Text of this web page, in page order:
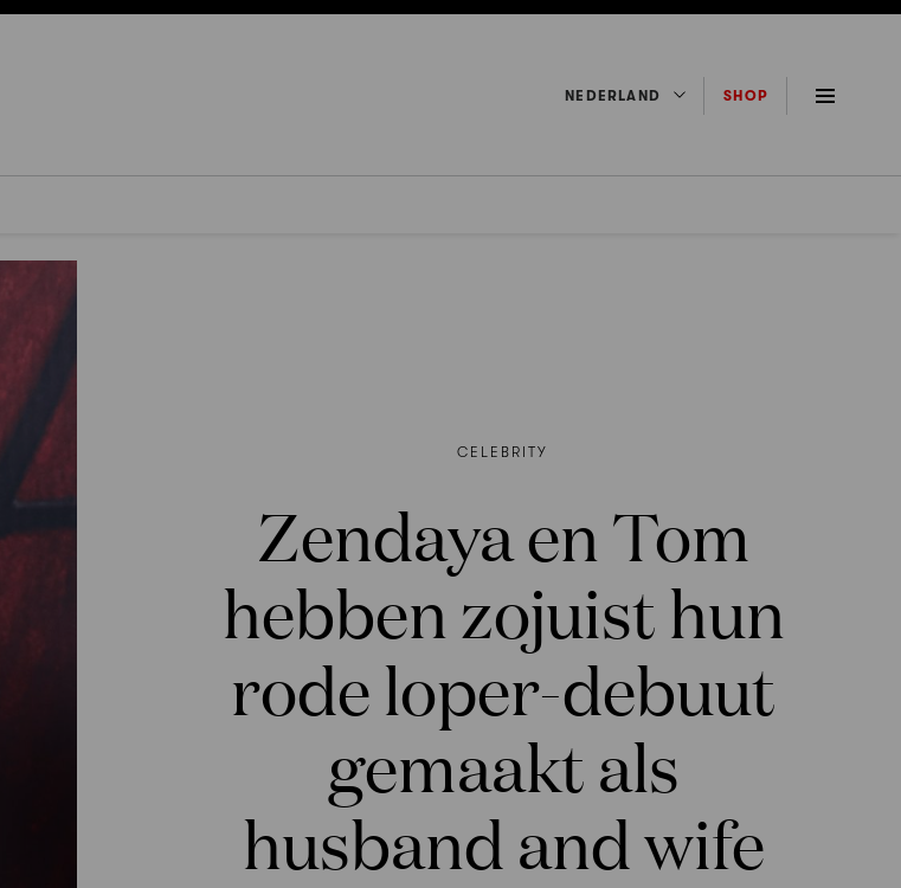
NEDERLAND SHOP
CELEBRITY
Zendaya en Tom
hebben zojuist hun
rode loper-debuut
gemaakt als
husband and wife